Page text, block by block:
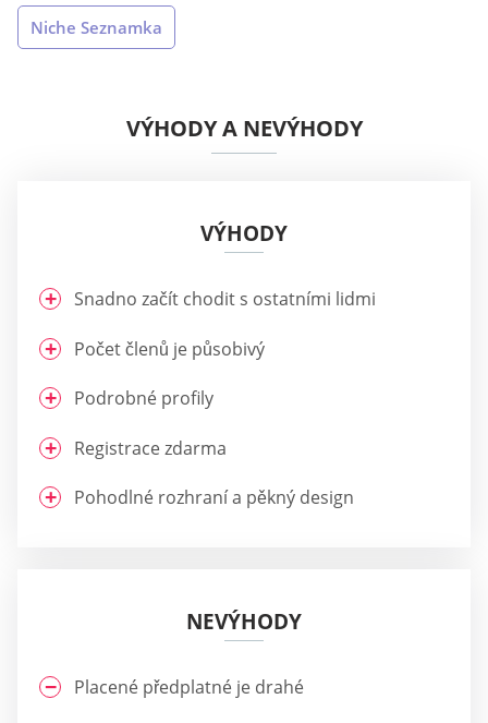
Niche Seznamka
VÝHODY A NEVÝHODY
VÝHODY
Snadno začít chodit s ostatními lidmi
Počet členů je působivý
Podrobné profily
Registrace zdarma
Pohodlné rozhraní a pěkný design
NEVÝHODY
Placené předplatné je drahé